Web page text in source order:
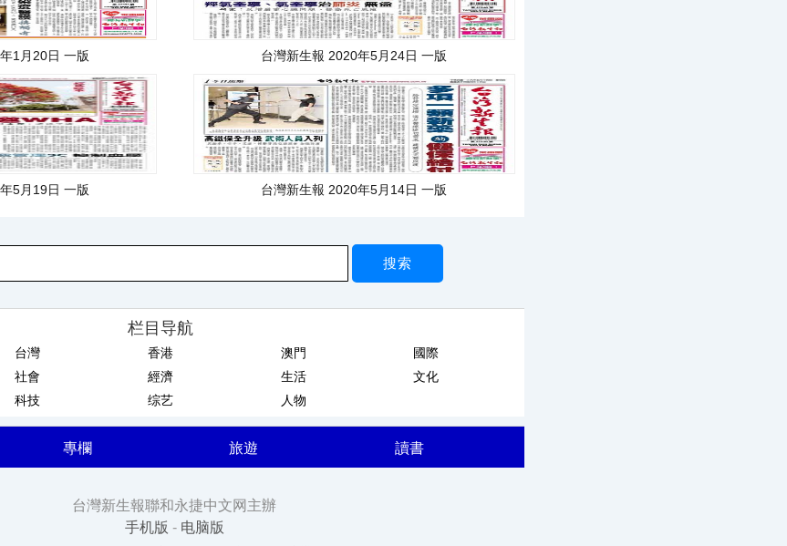
1月20日 一版 台灣新生報 2020年5月24日 一版
5月19日 一版 台灣新生報 2020年5月14日 一版
栏目导航
台灣 香港 澳門
國際
社會 經濟 生活
文化
科技 综艺 人物
專欄 旅遊 讀書
台灣新生報聯和永捷中文网主辦
手机版 - 电脑版